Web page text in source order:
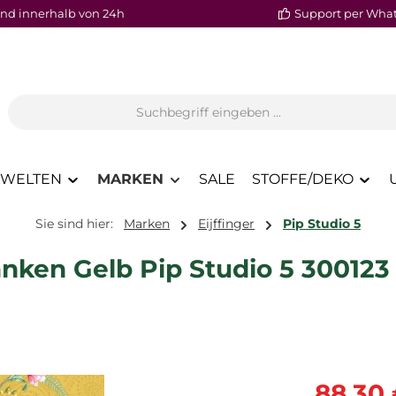
innerhalb von 24h Support per
MARKEN SALE STOFFE/DEKO
Sie sind hier: Marken Eijffinger Pip Studio 5
Gelb Pip Studio 5 300123